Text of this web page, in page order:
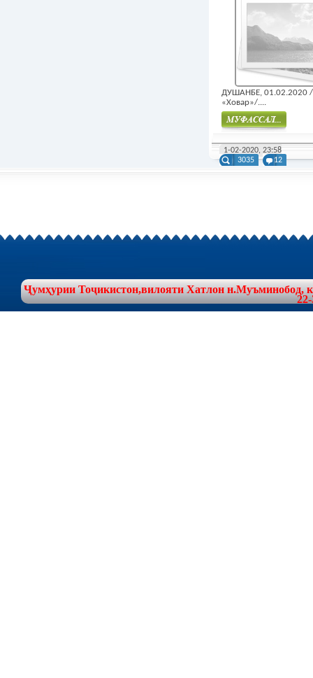
ДУШАНБЕ, 01.02.2020
«Ховар»/....
Муфасал
1-02-2020, 23:58
3035
12
Ҷумҳурии Тоҷикистон,вилояти Хатлон н.Муъминобод,